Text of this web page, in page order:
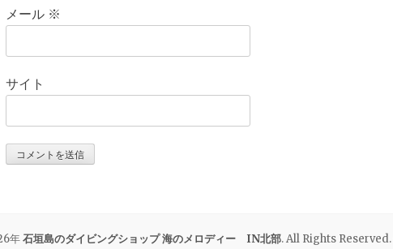
メール ※
サイト
年石垣島のダイビングショップ 海のメロディー IN北部. All Rights Reserved.